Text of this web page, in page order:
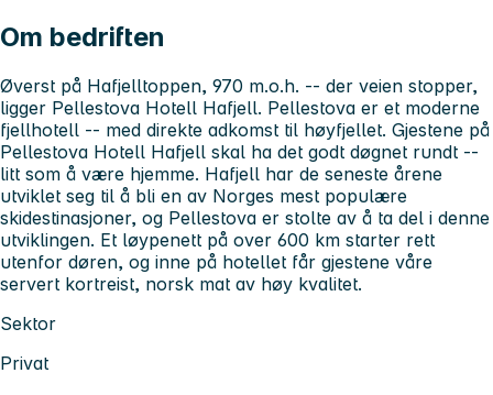
Om bedriften
Øverst på Hafjelltoppen, 970 m.o.h. -- der veien stopper,
ligger Pellestova Hotell Hafjell. Pellestova er et moderne
fjellhotell -- med direkte adkomst til høyfjellet. Gjestene på
Pellestova Hotell Hafjell skal ha det godt døgnet rundt --
litt som å være hjemme. Hafjell har de seneste årene
utviklet seg til å bli en av Norges mest populære
skidestinasjoner, og Pellestova er stolte av å ta del i denne
utviklingen. Et løypenett på over 600 km starter rett
utenfor døren, og inne på hotellet får gjestene våre
servert kortreist, norsk mat av høy kvalitet.
Sektor
Privat